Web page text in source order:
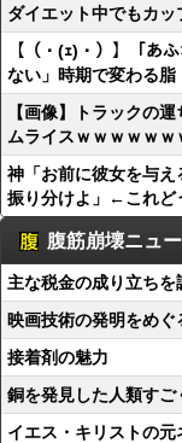
ダイエット中でもカ
【（・(ｪ)・）】「あ
ない」時期で変わる
【画像】トラックの
ムライスｗｗｗｗｗｗ
神「お前に彼女を与
振り分けよ」←これど
腹筋崩壊ニュ
主な税金の成り立ちを
映画技術の発明をめぐ
接着剤の魅力
銅を発見した人類すご
イエス・キリストの元